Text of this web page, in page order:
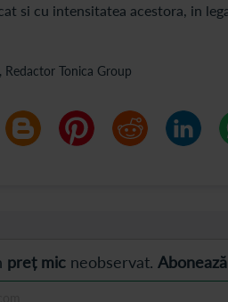
si cu intensitatea acestora, in
, Redactor Tonica Group
preț mic neobservat.